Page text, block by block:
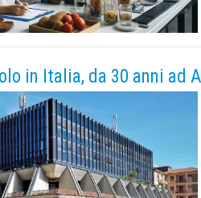
in Italia, da 30 anni ad